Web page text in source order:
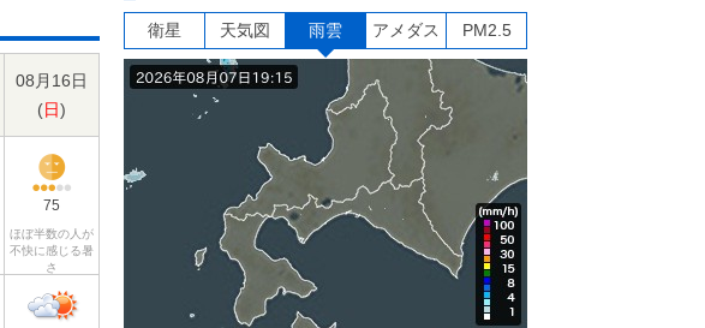
08月16日
(日)
75
ほぼ半数の人が
不快に感じる暑
さ
衛星 天気図 雨雲 アメダス PM2.5